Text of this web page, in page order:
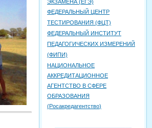
ЭКЗАМЕНА (ЕГЭ)
ФЕДЕРАЛЬНЫЙ ЦЕНТР
ТЕСТИРОВАНИЯ (ФЦТ)
ФЕДЕРАЛЬНЫЙ ИНСТИТУТ
ПЕДАГОГИЧЕСКИХ ИЗМЕРЕНИЙ
(ФИПИ)
НАЦИОНАЛЬНОЕ
АККРЕДИТАЦИОННОЕ
АГЕНТСТВО В СФЕРЕ
ОБРАЗОВАНИЯ
(Росакредагентство)